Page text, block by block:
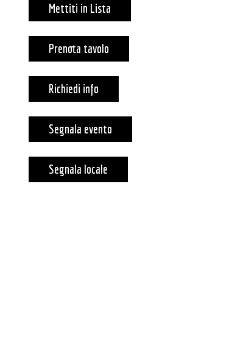
Mettiti in Lista
Prenota tavolo
Richiedi info
Segnala evento
Segnala locale